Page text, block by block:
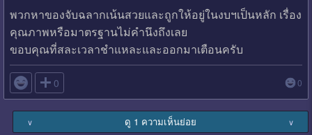
พวกหาของจับฉลากเน้นสวยและถูกให้อยู่ในงบฯเป็นหลัก เรื่อง
คุณภาพหรือมาตรฐานไม่คำนึงถึงเลย
ขอบคุณที่สละเวลาชำแหละและออกมาเตือนครับ
 0 0
∨ ดู 1 ความเห็นย่อย ∨